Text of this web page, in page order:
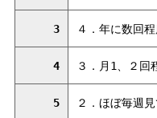
3 ４．年に数回
4 ３．月1、２回
5 ２．ほぼ毎週